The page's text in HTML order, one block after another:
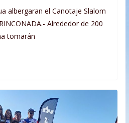
albergaran el Canotaje Slalom
Alrededor de 200
tomarán